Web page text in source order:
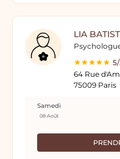
LIA
64 Rue
75009 Paris
Samedi
08 Août